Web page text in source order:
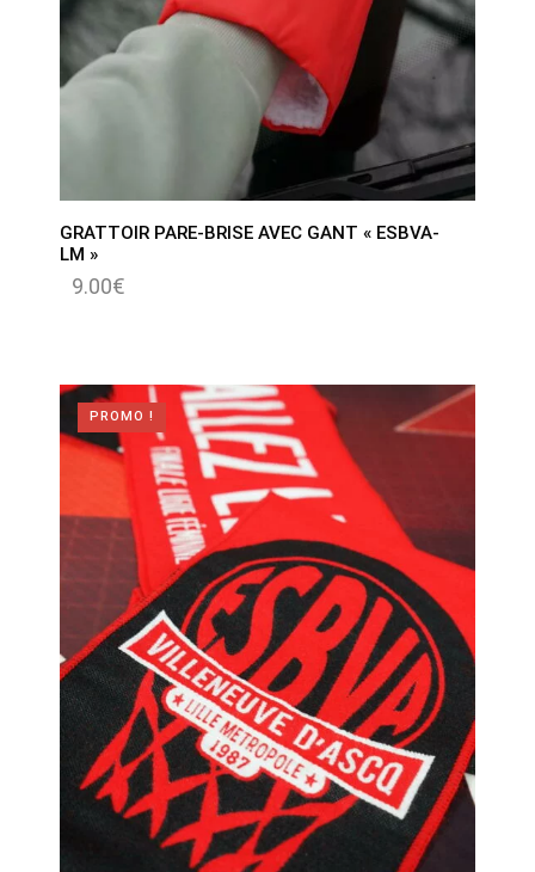
GRATTOIR PARE-BRISE AVEC GANT « ESBVA-
LM »
9.00€
PROMO !